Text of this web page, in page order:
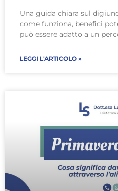
Una guida chiara sul
come funziona, benefici
può essere adatto a un
LEGGI L'ARTICOLO »